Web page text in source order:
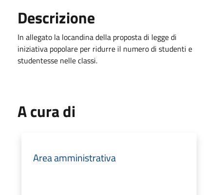
Descrizione
In allegato la locandina della proposta di legge di
iniziativa popolare per ridurre il numero di studenti e
studentesse nelle classi.
A cura di
Area amministrativa